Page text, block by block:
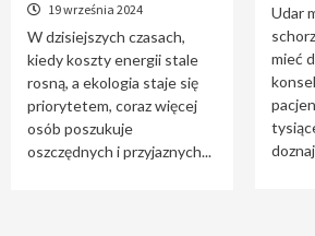
19 września 2024
W dzisiejszych czasach,
kiedy koszty energii stale
rosną, a ekologia staje się
priorytetem, coraz więcej
osób poszukuje
oszczędnych i przyjaznych...
Udar
mieć